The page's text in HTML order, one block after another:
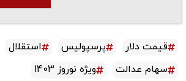
قیمت دلار پرسپولیس استقلال
سهام عدالت
ویژه نوروز 1403